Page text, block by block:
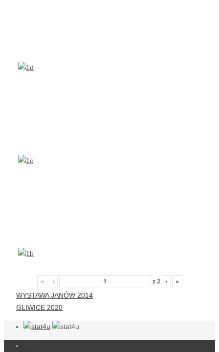
« ‹ z2 › »
WYSTAWA JANÓW 2014
GLIWICE 2020